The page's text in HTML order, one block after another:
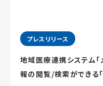
プレスリリース
地域医療連携システム「
報の閲覧/検索ができる